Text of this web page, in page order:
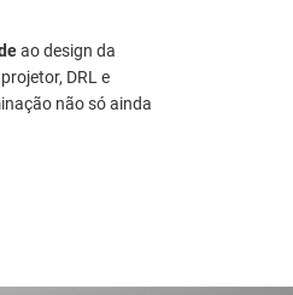
ao design da
DRL e
não só ainda